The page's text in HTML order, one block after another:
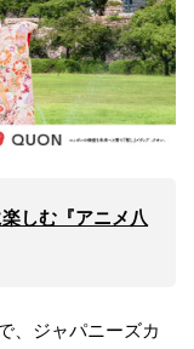
しむ『アニメ八
、ジャパニーズカ